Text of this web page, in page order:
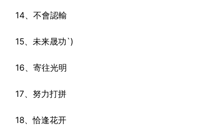
14、不會認輸
15、未来晟功`)
16、寄往光明
17、努力打拼
18、恰逢花开